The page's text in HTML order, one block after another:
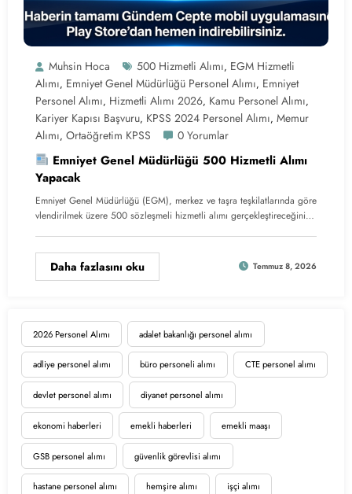
2026 Personel Alımı adalet bakanlığı personel alımı
adliye personel alımı büro personeli alımı CTE personel alımı
devlet personel alımı diyanet personel alımı
ekonomi haberleri emekli haberleri emekli maaşı
GSB personel alımı güvenlik görevlisi alımı
hastane personel alımı hemşire alımı işçi alımı
Muhsin Hoca 500 Hizmetli Alımı, EGM Hizmetli
Alımı, Emniyet Genel Müdürlüğü Personel Alımı, Emniyet
Personel Alımı, Hizmetli Alımı 2026, Kamu Personel Alımı,
Kariyer Kapısı Başvuru, KPSS 2024 Personel Alımı, Memur
Alımı, Ortaöğretim KPSS 0 Yorumlar
Emniyet Genel Müdürlüğü 500 Hizmetli Alımı
Yapacak
Emniyet Genel Müdürlüğü (EGM), merkez ve taşra teşkilatlarında göre
vlendirilmek üzere 500 sözleşmeli hizmetli alımı gerçekleştireceğini…
Daha fazlasını oku Temmuz 8, 2026